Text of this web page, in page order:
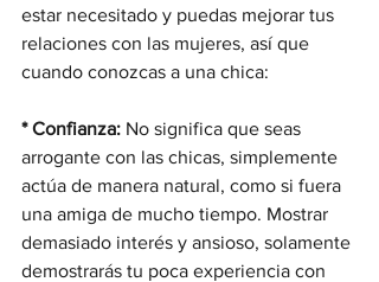
estar necesitado y puedas mejorar tus
relaciones con las mujeres, así que
cuando conozcas a una chica:
* Confianza: No significa que seas
arrogante con las chicas, simplemente
actúa de manera natural, como si fuera
una amiga de mucho tiempo. Mostrar
demasiado interés y ansioso, solamente
demostrarás tu poca experiencia con